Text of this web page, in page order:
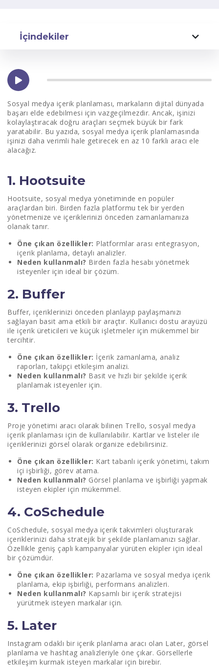
İçindekiler
2. Buffer
4. CoSchedule
5. Later
6. Canva
7. Sprout Social
9. Planoly
10. MeetEdgar
11. ContentCal
12. Sendible
Sosyal Medya İçerik Planlamasında Doğru Araç
Seçimi
Sosyal medya içerik planlaması, markaların dijital dünyada
başarı elde edebilmesi için vazgeçilmezdir. Ancak, işinizi
kolaylaştıracak doğru araçları seçmek büyük bir fark
yaratabilir. Bu yazıda, sosyal medya içerik planlamasında
işinizi daha verimli hale getirecek en az 10 farklı aracı ele
alacağız.
1. Hootsuite
Hootsuite, sosyal medya yönetiminde en popüler
araçlardan biri. Birden fazla platformu tek bir yerden
yönetmenize ve içeriklerinizi önceden zamanlamanıza
olanak tanır.
Öne çıkan özellikler: Platformlar arası entegrasyon,
içerik planlama, detaylı analizler.
Neden kullanmalı? Birden fazla hesabı yönetmek
isteyenler için ideal bir çözüm.
2. Buffer
Buffer, içeriklerinizi önceden planlayıp paylaşmanızı
sağlayan basit ama etkili bir araçtır. Kullanıcı dostu arayüzü
ile içerik üreticileri ve küçük işletmeler için mükemmel bir
tercihtir.
Öne çıkan özellikler: İçerik zamanlama, analiz
raporları, takipçi etkileşim analizi.
Neden kullanmalı? Basit ve hızlı bir şekilde içerik
planlamak isteyenler için.
3. Trello
Proje yönetimi aracı olarak bilinen Trello, sosyal medya
içerik planlaması için de kullanılabilir. Kartlar ve listeler ile
içeriklerinizi görsel olarak organize edebilirsiniz.
Öne çıkan özellikler: Kart tabanlı içerik yönetimi, takım
içi işbirliği, görev atama.
Neden kullanmalı? Görsel planlama ve işbirliği yapmak
isteyen ekipler için mükemmel.
4. CoSchedule
CoSchedule, sosyal medya içerik takvimleri oluşturarak
içeriklerinizi daha stratejik bir şekilde planlamanızı sağlar.
Özellikle geniş çaplı kampanyalar yürüten ekipler için ideal
bir çözümdür.
Öne çıkan özellikler: Pazarlama ve sosyal medya içerik
planlama, ekip işbirliği, performans analizleri.
Neden kullanmalı? Kapsamlı bir içerik stratejisi
yürütmek isteyen markalar için.
5. Later
Instagram odaklı bir içerik planlama aracı olan Later, görsel
planlama ve hashtag analizleriyle öne çıkar. Görsellerle
etkileşim kurmak isteyen markalar için birebir.